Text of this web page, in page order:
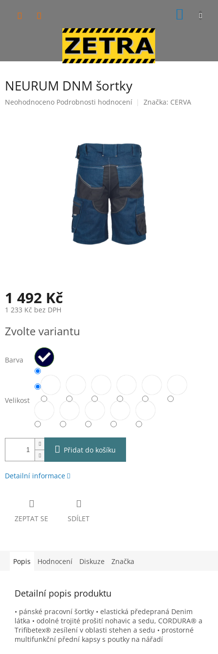
NEURUM DNM šortky
Průměrné
Neohodnoceno Podrobnosti hodnocení Značka: CERVA
1 492 Kč
1 233 Kč bez DPH
cena:
Zvolte variantu
Barva
Velikost
Přidat do košíku
Detailní informace
ZEPTAT SE SDÍLET
Popis Hodnocení Diskuze Značka
Detailní popis produktu
• pánské pracovní šortky • elastická předepraná Denim
látka • odolné trojité prošití nohavic a sedu, CORDURA® a
Trifibetex® zesílení v oblasti stehen a sedu • prostorné
multifunkční přední kapsy s poutky na nářadí